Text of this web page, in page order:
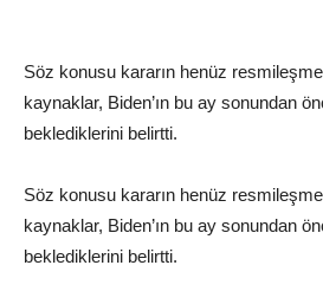
Söz konusu kararın henüz
kaynaklar, Biden’ın bu ay sonundan
beklediklerini belirtti.
Söz konusu kararın henüz
kaynaklar, Biden’ın bu ay sonundan
beklediklerini belirtti.